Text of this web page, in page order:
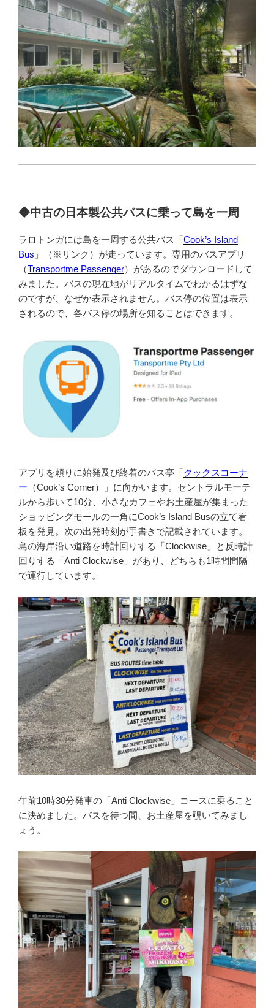
◆中古の日本製公共バスに乗って島を一周
ラロトンガには島を一周する公共バス「Cook’s Island
Bus 」（※リンク）が走っています。専用のバスアプリ
（Transportme Passenger）があるのでダウンロードして
みました。バスの現在地がリアルタイムでわかるはずな
のですが、なぜか表示されません。バス停の位置は表示
されるので、各バス停の場所を知ることはできます。
アプリを頼りに始発及び終着のバス亭「クックスコーナ
ー （Cook’s Corner）」に向かいます。セントラルモーテ
ルから歩いて10分、小さなカフェやお土産屋が集まった
ショッピングモールの一角にCook’s Island Busの立て看
板を発見。次の出発時刻が手書きで記載されています。
島の海岸沿い道路を時計回りする「Clockwise」と反時計
回りする「Anti Clockwise」があり、どちらも1時間間隔
で運行しています。
午前10時30分発車の「Anti Clockwise」コースに乗ること
に決めました。バスを待つ間、お土産屋を覗いてみまし
ょう。